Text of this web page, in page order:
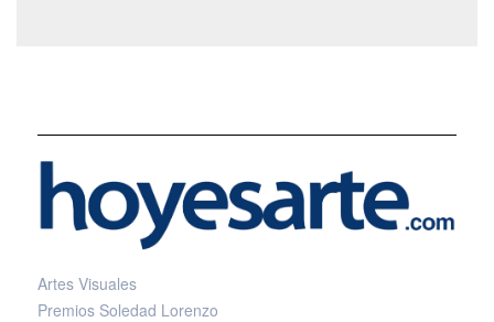
Artes Visuales
Premios Soledad Lorenzo